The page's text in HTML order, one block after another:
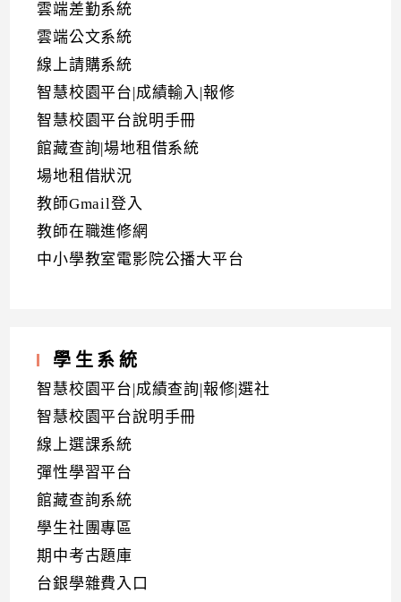
雲端差勤系統
雲端公文系統
線上請購系統
智慧校園平台|成績輸入|報修
智慧校園平台說明手冊
館藏查詢|場地租借系統
場地租借狀況
教師Gmail登入
教師在職進修網
中小學教室電影院公播大平台
學生系統
智慧校園平台|成績查詢|報修|選社
智慧校園平台說明手冊
線上選課系統
彈性學習平台
館藏查詢系統
學生社團專區
期中考古題庫
台銀學雜費入口